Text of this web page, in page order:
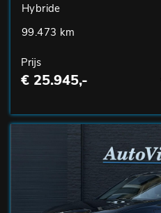
Hybride
99.473 km
Prijs
€ 25.945,-